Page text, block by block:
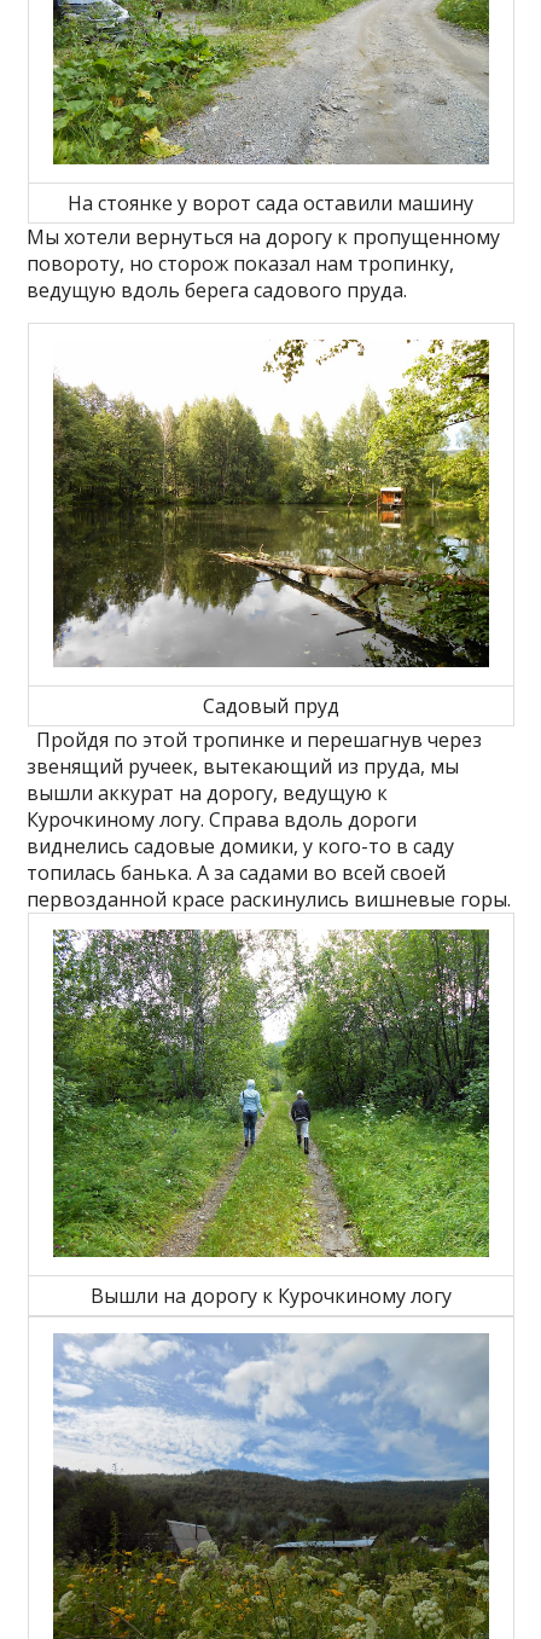
На стоянке у ворот сада оставили машину
Мы хотели вернуться на дорогу к пропущенному
повороту, но сторож показал нам тропинку,
ведущую вдоль берега садового пруда.
Садовый пруд
Пройдя по этой тропинке и перешагнув через
звенящий ручеек, вытекающий из пруда, мы
вышли аккурат на дорогу, ведущую к
Курочкиному логу. Справа вдоль дороги
виднелись садовые домики, у кого-то в саду
топилась банька. А за садами во всей своей
первозданной красе раскинулись вишневые горы.
Вышли на дорогу к Курочкиному логу